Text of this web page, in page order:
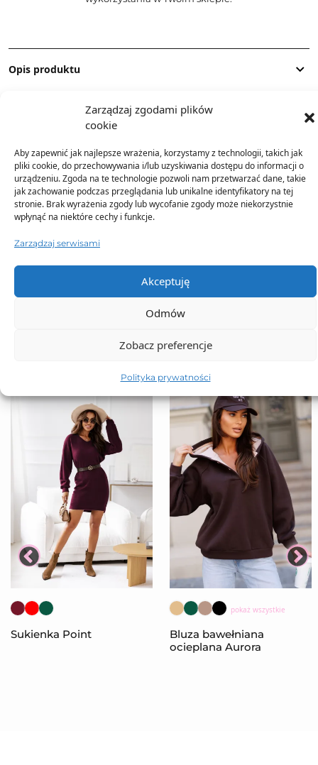
Zarządzaj zgodami plików
cookie
Aby zapewnić jak najlepsze wrażenia, korzystamy z technologii, takich jak
pliki cookie, do przechowywania i/lub uzyskiwania dostępu do informacji o
urządzeniu. Zgoda na te technologie pozwoli nam przetwarzać dane, takie
jak zachowanie podczas przeglądania lub unikalne identyfikatory na tej
stronie. Brak wyrażenia zgody lub wycofanie zgody może niekorzystnie
wpłynąć na niektóre cechy i funkcje.
Zarządzaj serwisami
Akceptuję
Odmów
Zobacz preferencje
Polityka prywatności
Opis produktu
Dostawa
Dodatkowe informacje
TO SIĘ TERAZ SPRZEDAJE
Sukienka Point
pokaż wszystkie
Bluza bawełniana
ocieplana Aurora